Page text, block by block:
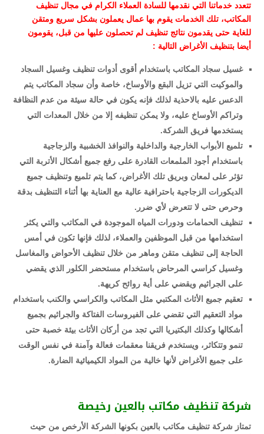
تتعدد خدماتنا التي نقدمها للسادة العملاء الكرام في مجال تنظيف
المكاتب، تلك الخدمات يقوم بها عمال يعملون بشكل سريع ومتقن
للغاية حتى يقدمون نتائج تنظيف لم تحصلون عليها من قبل، يقومون
أيضا بتنظيف الأغراض التالية :
غسيل سجاد المكاتب باستخدام أقوى أدوات تنظيف وغسيل السجاد
والموكيت التي تزيل البقع والأوساخ، خاصة وأن سجاد المكاتب يتم
الدعس عليه بالاحذية لذلك فإنه يكون في حالة سيئة من عدم النظافة
وتراكم الأوساخ عليه، ولا يمكن تنظيفه إلا من خلال المعدات التي
يستخدمها فريق الشركة.
تلميع الأبواب الخارجية والداخلية والنوافذ الخشبية والزجاجية
باستخدام أجود الملمعات القادرة على رفع جميع أشكال الأتربة التي
تؤثر على لمعان وبريق تلك الأغراض، كما يتم تلميع وتنظيف جميع
الديكورات الزجاجية باحترافية عالية مع العناية بها أثناء التنظيف بدقة
وحرص حتى لا تتعرض لأي ضرر.
تنظيف الحمامات ودورات المياه الموجودة في المكاتب والتي يكثر
استخدامها من قبل الموظفين والعملاء، لذلك فإنها تكون في أمس
الحاجة إلى تنظيف متقن وماهر من خلال تنظيف الأحواض والمغاسل
وغسيل كراسي المرحاض باستخدام مستحضر الكلور الذي يقضي
على الجراثيم ويقضي على أية روائح كريهة.
تعقيم جميع الأثاث المكتبي مثل المكاتب والكراسي والكنب باستخدام
مواد التعقيم التي تقضي على الفيروسات الفتاكة والجراثيم بجميع
أشكالها وكذلك البكتيريا التي تجد من أركان الأثاث بيئة خصبة حتى
تنمو وتتكاثر، ويستخدم فريقنا معقمات فعالة وآمنة في نفس الوقت
على جميع الأغراض لأنها خالية من المواد الكيميائية الضارة.
شركة تنظيف مكاتب بالعين رخيصة
تمتاز شركة تنظيف مكاتب بالعين بكونها الشركة الأرخص من حيث